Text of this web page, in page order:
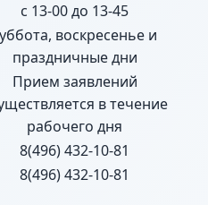
с 13-00 до 13-45
воскресенье и
праздничные дни
Прием заявлений
в течение
рабочего дня
8(496) 432-10-81
8(496) 432-10-81